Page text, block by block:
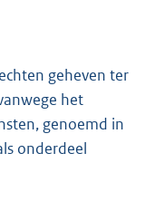
geheven ter
het
genoemd in
onderdeel